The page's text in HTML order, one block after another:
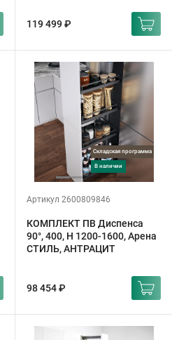
119 499 ₽
Складская программа
в наличии
Артикул 2600809846
КОМПЛЕКТ ПВ Диспенса
90°, 400, H 1200-1600, Арена
СТИЛЬ, АНТРАЦИТ
98 454 ₽